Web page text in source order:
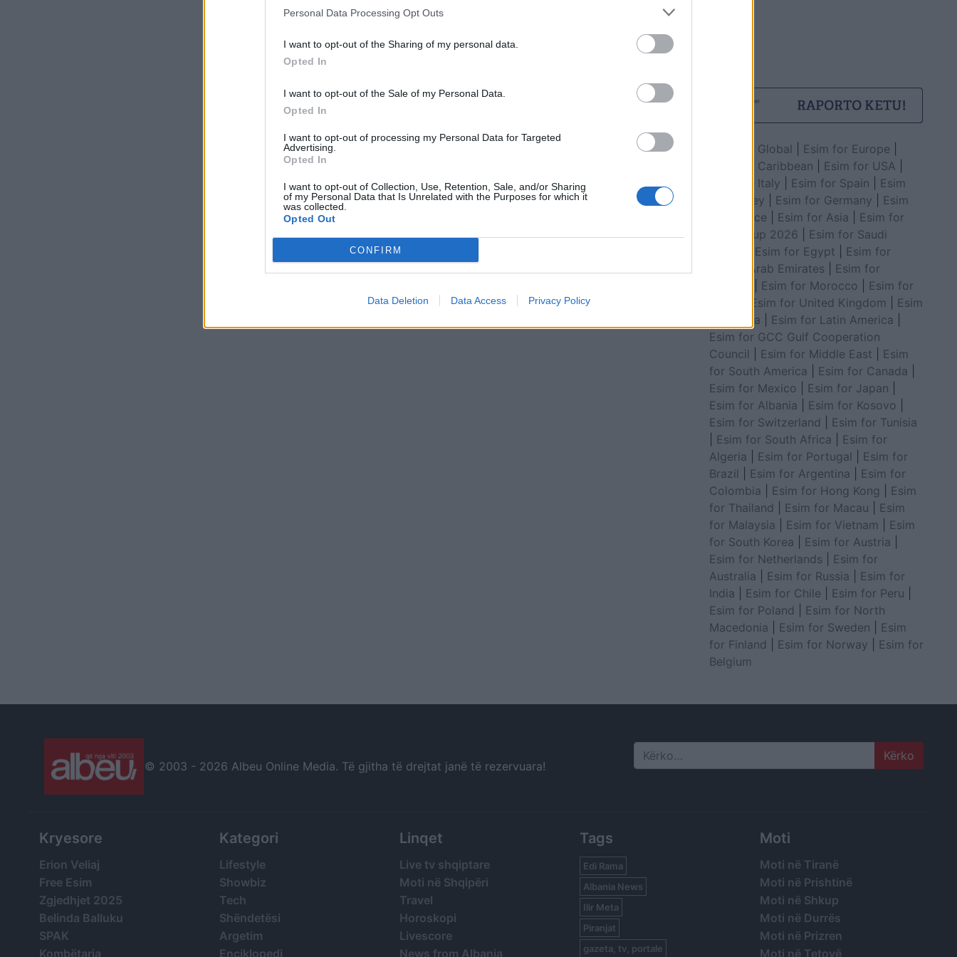
Personal Data Processing Opt Outs
I want to opt-out of the Sharing of my personal data.
Opted In
I want to opt-out of the Sale of my Personal Data.
Opted In
I want to opt-out of processing my Personal Data for Targeted
Advertising.
Opted In
I want to opt-out of Collection, Use, Retention, Sale, and/or Sharing
of my Personal Data that Is Unrelated with the Purposes for which it
was collected.
Opted Out
CONFIRM
Data Deletion Data Access Privacy Policy
Esim for Global Esim for Europe
Esim for Caribbean
Esim for USA
Esim for Italy
Esim for Spain
Esim
for Turkey
Esim for Germany
Esim
for Greece
Esim for Asia
Esim for
World Cup 2026
Esim for Saudi
Esim for Egypt
Esim for
United Arab Emirates
Esim for
Esim for Morocco
Esim for
Esim for United Kingdom
Esim
for Africa
Esim for Latin America
Esim for GCC Gulf Cooperation
Council
Esim for Middle East
Esim
for South America
Esim for Canada
Esim for Mexico
Esim for Japan
Esim for Albania
Esim for Kosovo
Esim for Switzerland
Esim for Tunisia
Esim for South Africa
Esim for
Algeria
Esim for Portugal
Esim for
Brazil
Esim for Argentina
Esim for
Colombia
Esim for Hong Kong
Esim
for Thailand
Esim for Macau
Esim
for Malaysia
Esim for Vietnam
Esim
for South Korea
Esim for Austria
Esim for Netherlands
Esim for
Australia
Esim for Russia
Esim for
India
Esim for Chile Esim for Peru
Esim for Poland
Esim for North
Macedonia
Esim for Sweden
Esim
for Finland
Esim for Norway
Esim for
Belgium
© 2003 - 2026 Albeu Online Media. Të gjitha të drejtat janë të rezervuara! Search
Kryesore
Erion Veliaj
Free Esim
Zgjedhjet 2025
Belinda Balluku
SPAK
Kombëtarja
Kategori
Lifestyle
Showbiz
Tech
Shëndetësi
Argetim
Enciklopedi
Linqet
Live tv shqiptare
Moti në Shqipëri
Travel
Horoskopi
Livescore
News from Albania
Tags
Edi Rama
Albania News
Ilir Meta
Piranjat
gazeta, tv, portale
Moti
Moti në Tiranë
Moti në Prishtinë
Moti në Shkup
Moti në Durrës
Moti në Prizren
Moti në Tetovë